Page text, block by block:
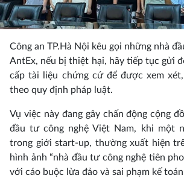
Công an TP.Hà Nội kêu gọi những nhà
AntEx, nếu bị thiệt hại, hãy tiếp tục gửi
cấp tài liệu chứng cứ để được xem
theo quy định pháp luật.
Vụ việc này đang gây chấn động cộng
đầu tư công nghệ Việt Nam, khi một
trong giới start-up, thường xuất hiện
hình ảnh “nhà đầu tư công nghệ tiên
với cáo buộc lừa đảo và sai phạm kế